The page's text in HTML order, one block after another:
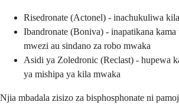
Risedronate (Actonel) - inachukuliwa
Ibandronate (Boniva) - inapatikana
mwezi au sindano za robo mwaka
Asidi ya Zoledronic (Reclast) - hupewa
ya mishipa ya kila mwaka
Njia mbadala zisizo za bisphosphonate ni